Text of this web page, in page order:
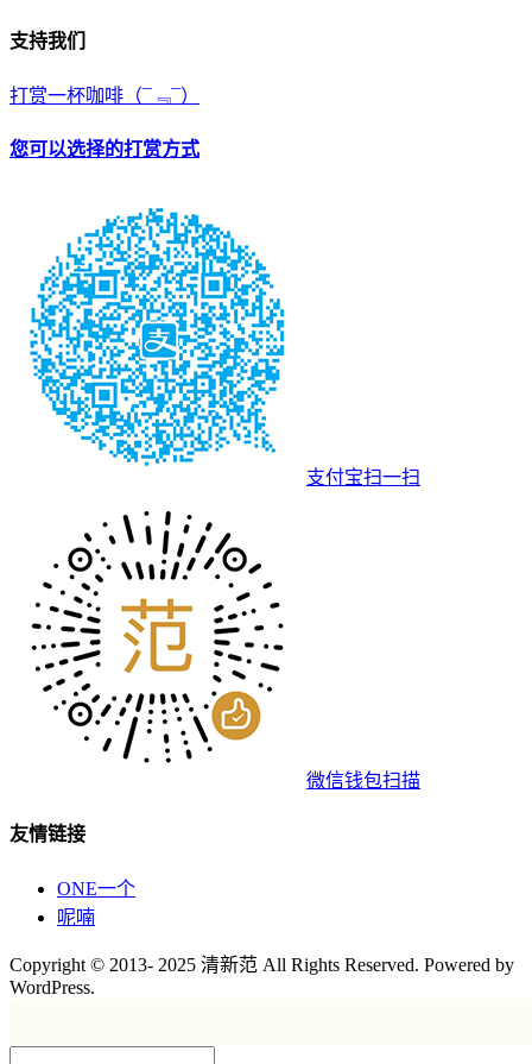
支持我们
打赏一杯咖啡 （¯﹃¯）
您可以选择的打赏方式
支付宝扫一扫
微信钱包扫描
友情链接
ONE一个
呢喃
Copyright © 2013- 2025 清新范 All Rights Reserved. Powered by
WordPress.